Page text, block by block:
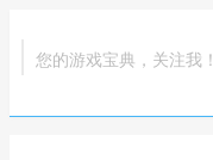
您的游戏宝典，关注我！